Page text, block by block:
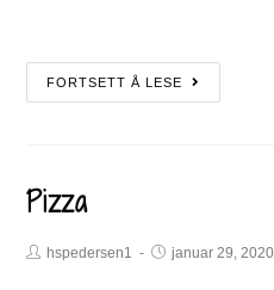
FORTSETT Å LESE
Pizza
hspedersen1 januar 29, 2020